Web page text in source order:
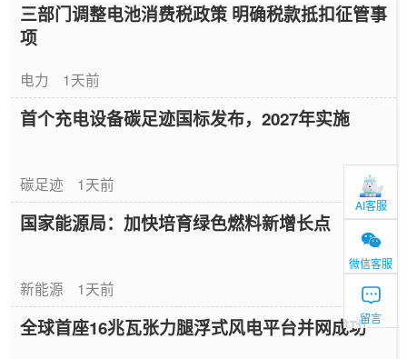
三部门调整电池消费税政策 明确税款抵扣征管事
项
电力 1天前
首个充电设备碳足迹国标发布，2027年实施
碳足迹 1天前
国家能源局：加快培育绿色燃料新增长点
新能源 1天前
全球首座16兆瓦张力腿浮式风电平台并网成功
AI客服
微信客服
留言